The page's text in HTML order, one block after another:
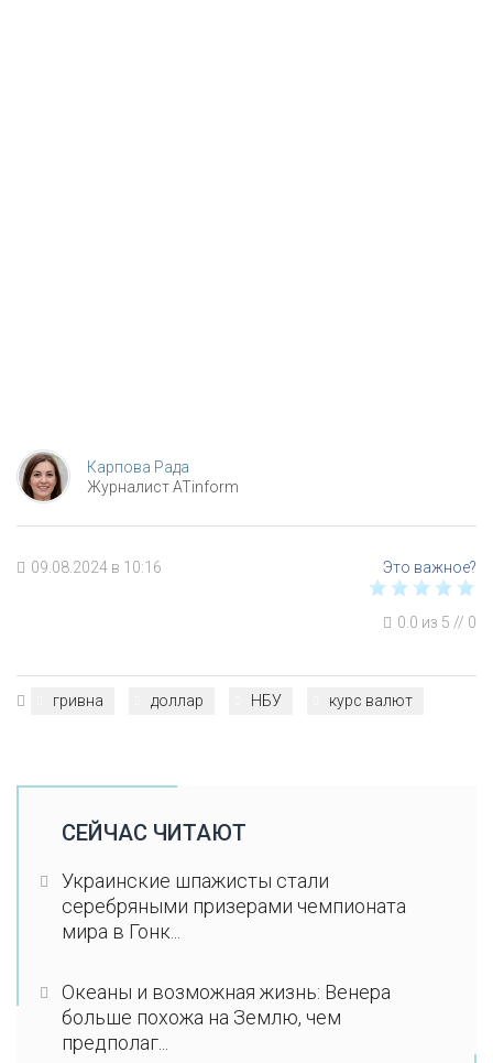
Карпова Рада
Журналист ATinform
09.08.2024 в 10:16
0.0 из 5 // 0
гривна доллар НБУ курс валют
СЕЙЧАС ЧИТАЮТ
Украинские шпажисты стали
серебряными призерами чемпионата
мира в Гонк...
Океаны и возможная жизнь: Венера
больше похожа на Землю, чем
предполаг...